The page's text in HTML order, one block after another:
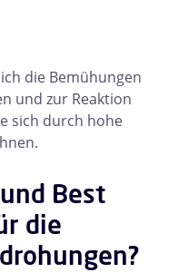
die Bemühungen
und zur Reaktion
sich durch hohe
Best
die